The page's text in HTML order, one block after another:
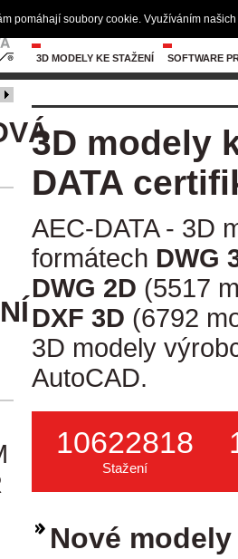
3D MODELY KE STAŽENÍ SOFTWARE
3D modely
DATA
AEC-DATA - 3D
formátech DWG
DWG 2D (5517
DXF 3D (6792
3D modely
AutoCAD.
10622818
Stažení
Nové modely
pomáhají soubory cookie. Využíváním